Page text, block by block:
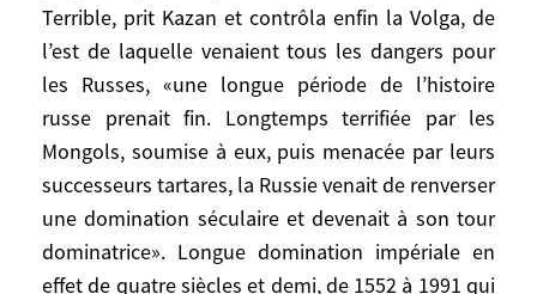
Terrible, prit Kazan et contrôla enfin la Volga, de
l’est de laquelle venaient tous les dangers pour
les Russes, «une longue période de l’histoire
russe prenait fin. Longtemps terrifiée par les
Mongols, soumise à eux, puis menacée par leurs
successeurs tartares, la Russie venait de renverser
une domination séculaire et devenait à son tour
dominatrice». Longue domination impériale en
effet de quatre siècles et demi, de 1552 à 1991 qui
concurrente sérieuse pour le rôle de
rassembleuse des terres russes, et les
libérera du joug mongol. Et quand, en 1552
Ivan IV, dit le Terrible, prit Kazan et
contrôla enfin la Volga, de l’est de laquelle
venaient tous les dangers pour les Russes,
«une longue période de l’histoire russe
prenait fin. Longtemps terrifiée par les
Mongols, soumise à eux, puis menacée par